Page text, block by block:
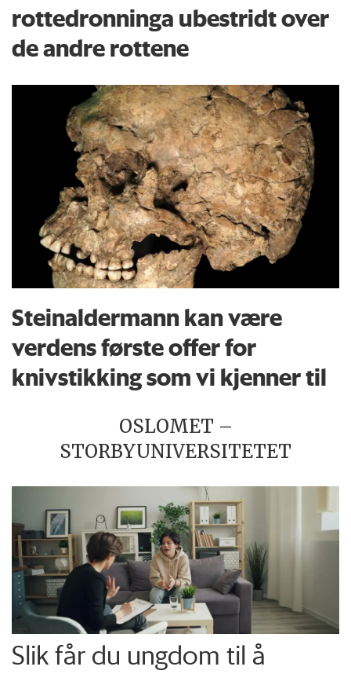
rottedronninga ubestridt over
de andre rottene
Steinaldermann kan være
verdens første offer for
knivstikking som vi kjenner til
OSLOMET –
STORBYUNIVERSITETET
Slik får du ungdom til å